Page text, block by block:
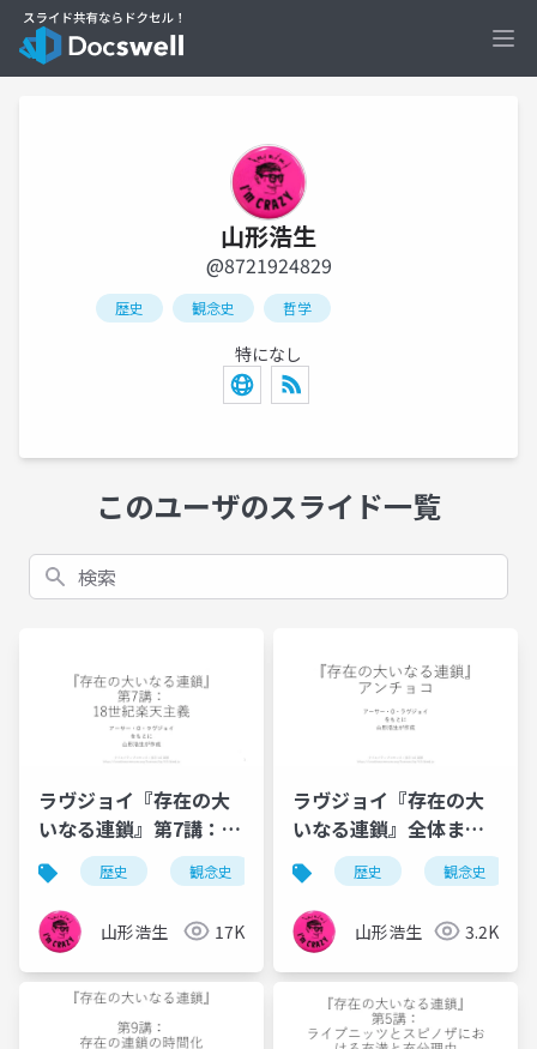
山形浩生
@8721924829
歴史 観念史 哲学
特になし
このユーザのスライド一覧
検索
ラヴジョイ『存在の大
いなる連鎖』第7講：18
世紀楽天主義
歴史 観念史 ラヴジョイ 哲学
山形浩生 17K
ラヴジョイ『存在の大
いなる連鎖』全体まと
め
歴史 観念史
山形浩生 3.2K